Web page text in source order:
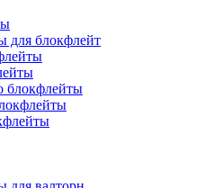
для блокфлейт
блокфлейты